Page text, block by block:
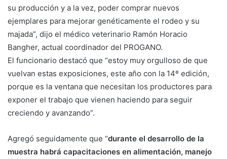
su producción y a la vez, poder comprar nuevos
ejemplares para mejorar genéticamente el rodeo y su
majada”, dijo el médico veterinario Ramón Horacio
Bangher, actual coordinador del PROGANO.
El funcionario destacó que “estoy muy orgulloso de que
vuelvan estas exposiciones, este año con la 14º edición,
porque es la ventana que necesitan los productores para
exponer el trabajo que vienen haciendo para seguir
creciendo y avanzando”.
Agregó seguidamente que “durante el desarrollo de la
muestra habrá capacitaciones en alimentación, manejo